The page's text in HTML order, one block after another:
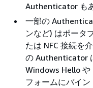
Authenticator も
一部の
ンなど) はポータ
たは NFC 接続を
の Authenticator
Windows Hello や
フォームにバイ